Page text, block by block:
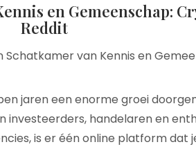
en Gemeenschap:
Reddit
van Kennis en
jaren een enorme groei
handelaren en
is er één online platform dat